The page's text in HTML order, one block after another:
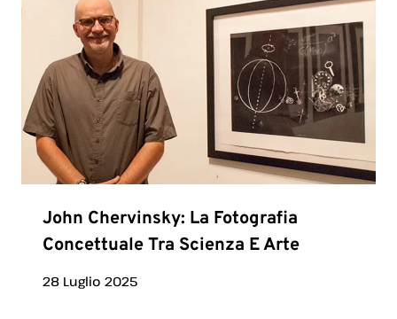
John Chervinsky: La Fotografia
Concettuale Tra Scienza E Arte
28 Luglio 2025